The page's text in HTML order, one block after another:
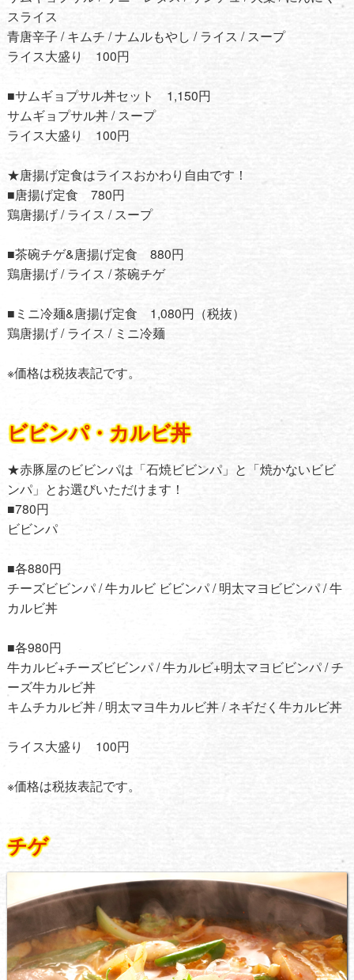
スライス
青唐辛子 / キムチ / ナムルもやし / ライス / スープ
ライス大盛り 100円
■サムギョプサル丼セット 1,150円
サムギョプサル丼 / スープ
ライス大盛り 100円
★唐揚げ定食はライスおかわり自由です！
■唐揚げ定食 780円
鶏唐揚げ / ライス / スープ
■茶碗チゲ&唐揚げ定食 880円
鶏唐揚げ / ライス / 茶碗チゲ
■ミニ冷麺&唐揚げ定食 1,080円（税抜）
鶏唐揚げ / ライス / ミニ冷麺
※価格は税抜表記です。
ビビンパ・カルビ丼
★赤豚屋のビビンパは「石焼ビビンパ」と「焼かないビビ
ンパ」とお選びいただけます！
■780円
ビビンパ
■各880円
チーズビビンパ / 牛カルビ ビビンパ / 明太マヨビビンパ / 牛
カルビ丼
■各980円
牛カルビ+チーズビビンパ / 牛カルビ+明太マヨビビンパ / チ
ーズ牛カルビ丼
キムチカルビ丼 / 明太マヨ牛カルビ丼 / ネギだく牛カルビ丼
ライス大盛り 100円
※価格は税抜表記です。
チゲ